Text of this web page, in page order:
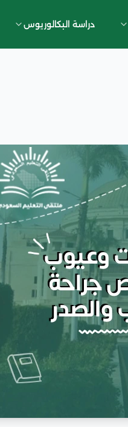
دراسة البكالوريوس